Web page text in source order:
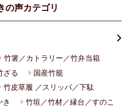
の声カテゴリ
竹箸／カトラリー／竹弁当箱
ざる
国産竹籠
竹皮草履 ／スリッパ／下駄
き
竹垣／竹材／縁台／すのこ